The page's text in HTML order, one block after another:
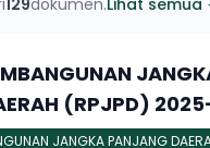
(RPJPD)
JANGKA PANJANG